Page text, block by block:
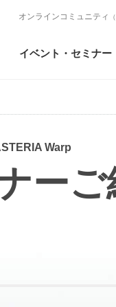
オンラインコミュニティ
イベント・ セミナー
Warp
ーご